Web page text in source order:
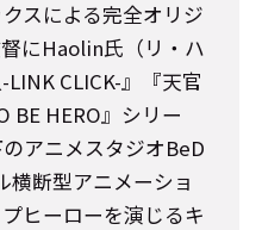
スによる完全オリジ
にHaolin氏（リ・ハ
CLICK-』『天官
BE HERO』シリー
アニメスタジオBeD
断型アニメーショ
ヒーローを演じるキ